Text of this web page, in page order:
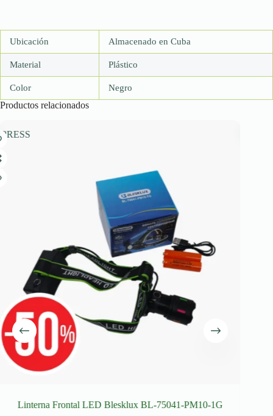
Ubicación Almacenado en Cuba
Material Plástico
Color Negro
Productos relacionados
Linterna Frontal LED Blesklux BL-75041-PM10-1G